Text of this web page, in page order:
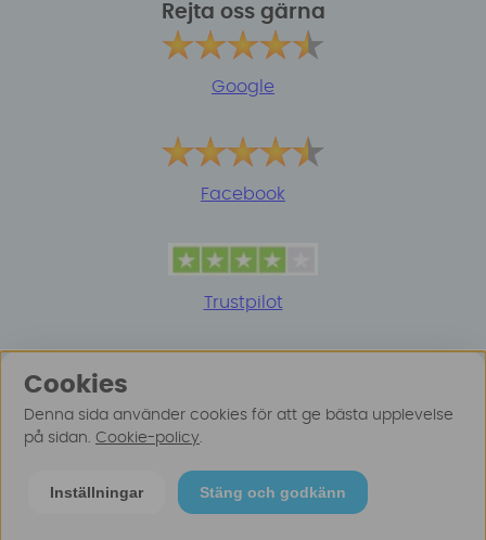
Rejta oss gärna
Google
Facebook
Trustpilot
mer här
Cookies
Denna sida använder cookies för att ge bästa upplevelse
på sidan. Cookie-policy.
Inställningar Stäng och godkänn